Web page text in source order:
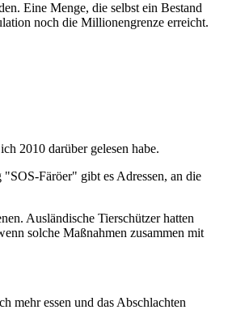
Eine Menge, die selbst ein Bestand
noch die Millionengrenze erreicht.
2010 darüber gelesen habe.
Färöer" gibt es Adressen, an die
Ausländische Tierschützer hatten
solche Maßnahmen zusammen mit
mehr essen und das Abschlachten